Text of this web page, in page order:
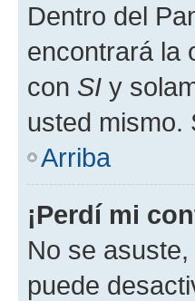
Dentro del
encontrará la
con SI y
usted mismo.
Arriba
¡Perdí mi
No se
puede